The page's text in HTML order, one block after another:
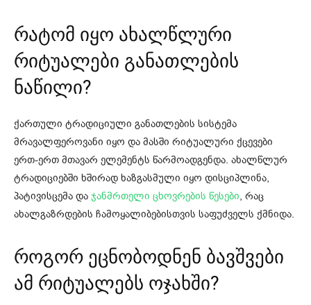
რატომ იყო ახალწლური
რიტუალები განათლების
ნაწილი?
ქართული ტრადიციული განათლების სისტემა
მრავალფეროვანი იყო და მასში რიტუალური ქცევები
ერთ-ერთ მთავარ ელემენტს წარმოადგენდა. ახალწლურ
ტრადიციებში ხშირად ხაზგასმული იყო დისციპლინა,
პატივისცემა და ჯანმრთელი ცხოვრების წესები, რაც
ახალგაზრდების ჩამოყალიბებისთვის საფუძველს ქმნიდა.
როგორ ეცნობოდნენ ბავშვები
ამ რიტუალებს ოჯახში?